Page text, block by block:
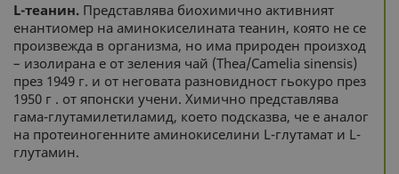
L-теанин. Представлява биохимично активният
енантиомер на аминокиселината теанин, която не се
произвежда в организма, но има природен произход
– изолирана е от зеления чай (Thea/Camelia sinensis)
през 1949 г. и от неговата разновидност гьокуро през
1950 г . от японски учени. Химично представлява
гама-глутамилетиламид, което подсказва, че е аналог
на протеиногенните аминокиселини L-глутамат и L-
глутамин.